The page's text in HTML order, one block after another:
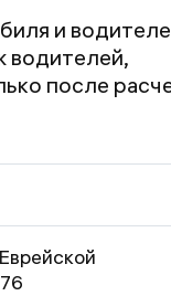
и
водителей,
после